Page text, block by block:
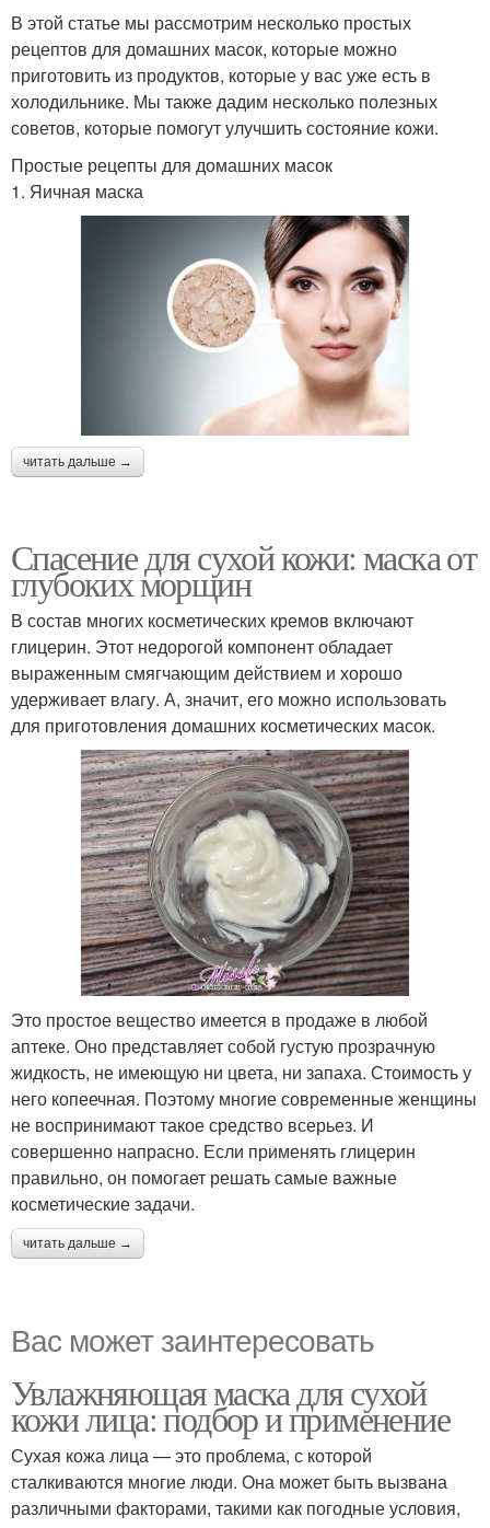
В этой статье мы рассмотрим несколько простых
рецептов для домашних масок, которые можно
приготовить из продуктов, которые у вас уже есть в
холодильнике. Мы также дадим несколько полезных
советов, которые помогут улучшить состояние кожи.
Простые рецепты для домашних масок
1. Яичная маска
читать дальше →
Спасение для сухой кожи: маска от
глубоких морщин
В состав многих косметических кремов включают
глицерин. Этот недорогой компонент обладает
выраженным смягчающим действием и хорошо
удерживает влагу. А, значит, его можно использовать
для приготовления домашних косметических масок.
Это простое вещество имеется в продаже в любой
аптеке. Оно представляет собой густую прозрачную
жидкость, не имеющую ни цвета, ни запаха. Стоимость у
него копеечная. Поэтому многие современные женщины
не воспринимают такое средство всерьез. И
совершенно напрасно. Если применять глицерин
правильно, он помогает решать самые важные
косметические задачи.
читать дальше →
Вас может заинтересовать
Увлажняющая маска для сухой
кожи лица: подбор и применение
Сухая кожа лица — это проблема, с которой
сталкиваются многие люди. Она может быть вызвана
различными факторами, такими как погодные условия,